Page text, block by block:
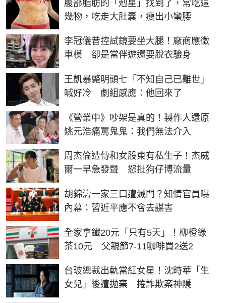
腹部脂肪的「剋星」找到了，常吃這
幾物，吃走大肚囊，瘦出小蠻腰
李冠儀昔控試鏡要坐大腿！廠商應徵
車模 卻是當伴遊還要脫衣驗身
王凱暴斃明頭七「不知自己已離世」
喊好冷 劇組感應：他回來了
《營業中》吵架是真的！製作人還原
姚元浩痛罵鬼鬼：我們無法介入
周杰倫遭傳和女股東有私生子！杰威
爾一早急發聲 怒批狗仔博流量
胡錦濤一家三口遭滅門？知情官員曝
內幕：習近平應不會去謀害
全家拿鐵20元「只有5天」！柳橙綠
茶10元 父親節7-11咖啡買2送2
台玻總裁出軌當紅女星！沈時華「生
女兒」後遭拋棄 捲詐欺案神隱